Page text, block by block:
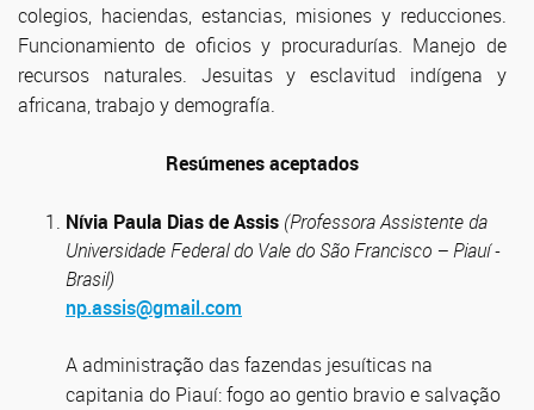
colegios, haciendas, estancias, misiones y reducciones.
Funcionamiento de oficios y procuradurías. Manejo de
recursos naturales. Jesuitas y esclavitud indígena y
africana, trabajo y demografía.
Resúmenes aceptados
Nívia Paula Dias de Assis (Professora Assistente da
Universidade Federal do Vale do São Francisco – Piauí -
Brasil)
np.assis@gmail.com
A administração das fazendas jesuíticas na
capitania do Piauí: fogo ao gentio bravio e salvação